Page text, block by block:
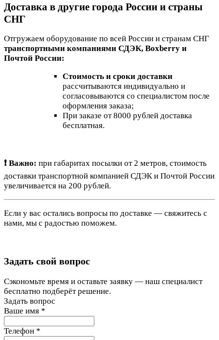
Доставка в другие города России и страны
СНГ
Отгружаем оборудование по всей России и странам СНГ
транспортными компаниями СДЭК, Boxberry и
Почтой России:
Стоимость и сроки доставки
рассчитываются индивидуально и
согласовываются со специалистом после
оформления заказа;
При заказе от 8000 рублей доставка
бесплатная.
❗ Важно: при габаритах посылки от 2 метров, стоимость
доставки транспортной компанией СДЭК и Почтой России
увеличивается на 200 рублей.
Если у вас остались вопросы по доставке — свяжитесь с
нами, мы с радостью поможем.
Задать свой вопрос
Сэкономьте время и оставьте заявку — наш специалист
бесплатно подберёт решение.
Задать вопрос
Ваше имя *
Телефон *